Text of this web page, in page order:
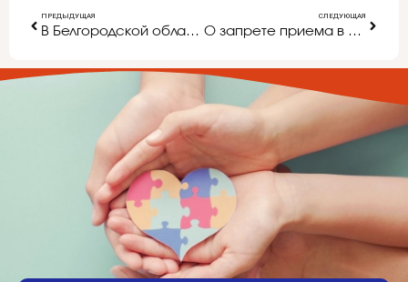
ПРЕДЫДУЩАЯ
В Белгородской области пройдет региональное родительское собрание для выпускников девятых классов и их родителей
СЛЕДУЮЩАЯ
О запрете приема в муниципальное бюджетное общеобразовательное учреждение «Масловская основная общеобразовательная школа»